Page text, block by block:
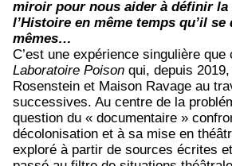
miroir pour nous aider à définir la
l’Histoire en même temps qu’il
mêmes…
C’est une expérience singulière que
Laboratoire Poison qui, depuis
Rosenstein et Maison Ravage au
successives. Au centre de la
question du « documentaire »
décolonisation et à sa mise en
exploré à partir de sources écrites